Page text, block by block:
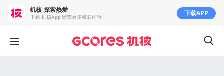
机核-探索热爱
下载 机核App 浏览更多精彩内容 下载APP